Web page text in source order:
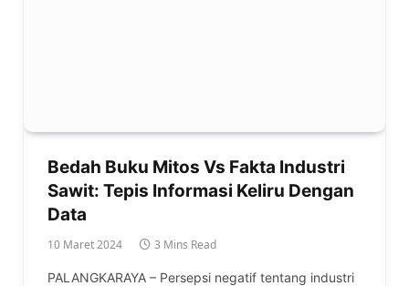
Bedah Buku Mitos Vs Fakta Industri
Sawit: Tepis Informasi Keliru Dengan
Data
10 Maret 2024 3 Mins Read
PALANGKARAYA – Persepsi negatif tentang industri